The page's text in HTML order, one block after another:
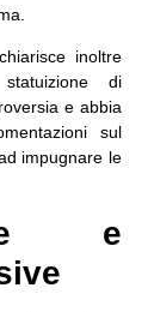
inoltre
di
e abbia
sul
impugnare le
e